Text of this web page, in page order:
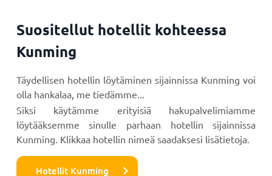
Suositellut hotellit kohteessa
Kunming
Täydellisen hotellin löytäminen sijainnissa Kunming voi
olla hankalaa, me tiedämme...
Siksi käytämme erityisiä hakupalvelimiamme
löytääksemme sinulle parhaan hotellin sijainnissa
Kunming. Klikkaa hotellin nimeä saadaksesi lisätietoja.
Hotellit Kunming